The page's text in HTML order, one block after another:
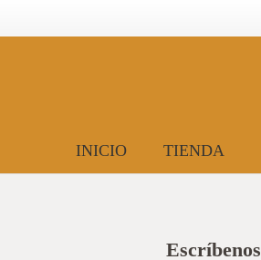
INICIO TIENDA
Escríbenos